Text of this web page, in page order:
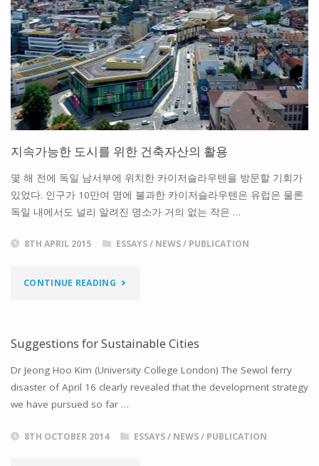
넘
어
종
합
항
만
으
로"
지속가능한 도시를 위한 건축자산의 활용
몇 해 전에 독일 남서부에 위치한 카이저슬라우텐을 방문할 기회가
있었다. 인구가 10만여 명에 불과한 카이저슬라우텐은 유럽은 물론
독일 내에서도 널리 알려진 명소가 거의 없는 작은 …
8TH APRIL 2015 ESSAYS/ NEWS/ PUBLICATION
CONTINUE READING"지
가
능
한
Suggestions for Sustainable Cities
Dr Jeong Hoo Kim (University College London) The Sewol ferry
disaster of April 16 clearly revealed that the development strategy
we have pursued so far …
8TH OCTOBER 2014 ESSAYS/ NEWS/ PUBLICATION